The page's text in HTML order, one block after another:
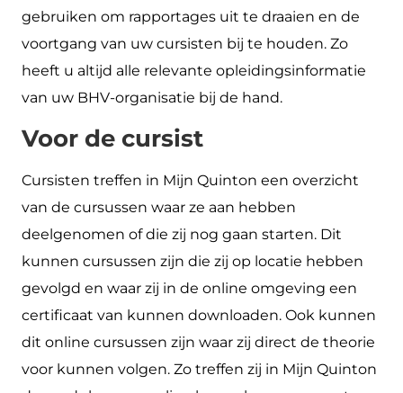
gebruiken om rapportages uit te draaien en de
voortgang van uw cursisten bij te houden. Zo
heeft u altijd alle relevante opleidingsinformatie
van uw BHV-organisatie bij de hand.
Voor de cursist
Cursisten treffen in Mijn Quinton een overzicht
van de cursussen waar ze aan hebben
deelgenomen of die zij nog gaan starten. Dit
kunnen cursussen zijn die zij op locatie hebben
gevolgd en waar zij in de online omgeving een
certificaat van kunnen downloaden. Ook kunnen
dit online cursussen zijn waar zij direct de theorie
voor kunnen volgen. Zo treffen zij in Mijn Quinton